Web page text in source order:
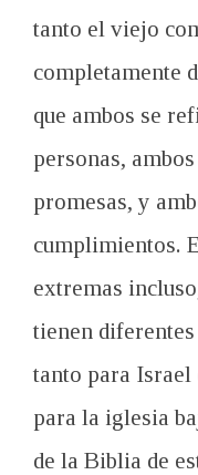
tanto el viejo
completamente
que ambos se
personas,
promesas, y
cumplimientos.
extremas
tienen
tanto para Israel
para la iglesia
de la Biblia de